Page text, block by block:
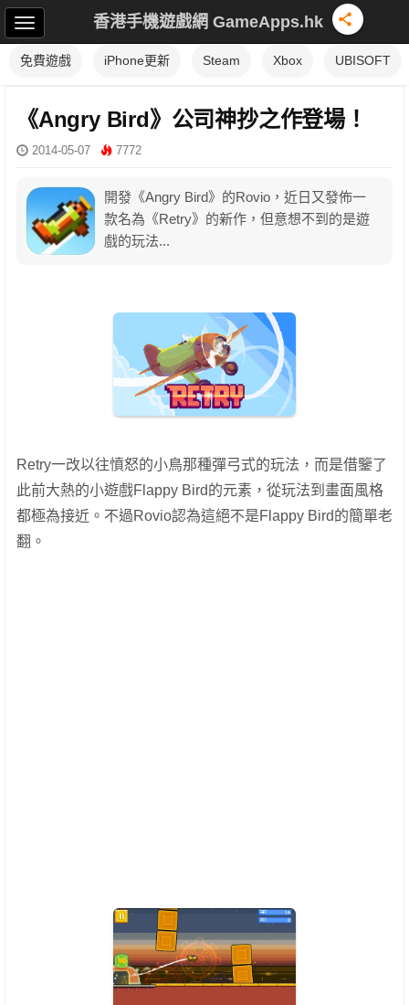
香港手機遊戲網 GameApps.hk
免費遊戲 iPhone更新 Steam Xbox UBISOFT
《Angry Bird》公司神抄之作登場！
2014-05-07 7772
開發《Angry Bird》的Rovio，近日又發佈一
款名為《Retry》的新作，但意想不到的是遊
戲的玩法...
Retry一改以往憤怒的小鳥那種彈弓式的玩法，而是借鑒了
此前大熱的小遊戲Flappy Bird的元素，從玩法到畫面風格
都極為接近。不過Rovio認為這絕不是Flappy Bird的簡單老
翻。